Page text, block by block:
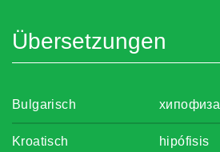
Übersetzungen
Bulgarisch хипофиза
Kroatisch hipófisis